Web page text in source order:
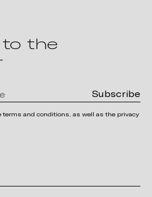
the
terms and conditions, as well as the privacy